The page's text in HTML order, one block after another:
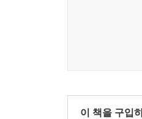
이 책을 구입